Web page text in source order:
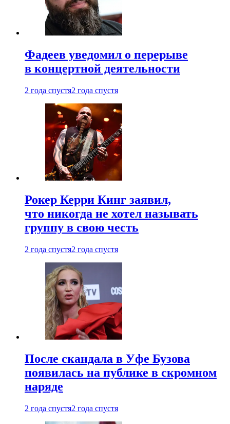
Фадеев уведомил о перерыве
в концертной деятельности
2 года спустя2 года спустя
Рокер Керри Кинг заявил,
что никогда не хотел называть
группу в свою честь
2 года спустя2 года спустя
После скандала в Уфе Бузова
появилась на публике в скромном
наряде
2 года спустя2 года спустя